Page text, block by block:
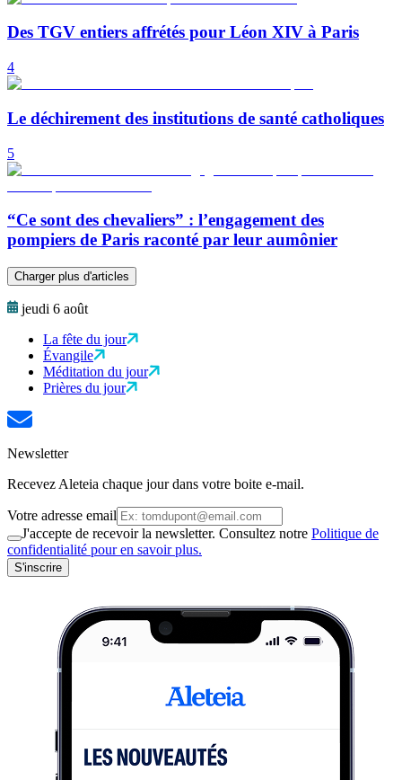
Des TGV entiers affrétés pour Léon XIV à Paris
4
Le déchirement des institutions de santé catholiques
5
“Ce sont des chevaliers” : l’engagement des
pompiers de Paris raconté par leur aumônier
Charger plus d'articles
jeudi 6 août
La fête du jour
Évangile
Méditation du jour
Prières du jour
Newsletter
Recevez Aleteia chaque jour dans votre boite e-mail.
Votre adresse email
J'accepte de recevoir la newsletter. Consultez notre Politique de
confidentialité pour en savoir plus.
S'inscrire